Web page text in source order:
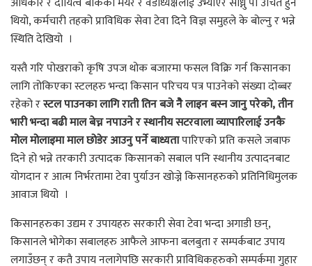
थियो, कर्मचारी तहको प्राविधिक सेवा टेवा दिने विज्ञ समुहले के बोल्नु र भन्ने
स्थिति देखियो ।
यस्तै गरि पोखराको कृषि उपज थोक बजारमा फसल विक्रि गर्न किसानका
लागि तोकिएका स्टलहरु भन्दा किसान परिचय पत्र पाउनेको संख्या दोब्बर
रहेको रस्टल पाउनका लागि राती तिन बजे नैे लाइन बस्न जानु परेको,तीन
भारी भन्दा बढी माल बेच्न नपाउने र स्थानीय सटरवाला व्यापारिलाई उनकै
मोल मोलाइमा माल छोडेर आउनु पर्ने बाध्यतापारिएको प्रति कसले जबाफ
दिने हो भन्ने तरकारी उत्पादक किसानको सबाल पनि स्थानीय उत्पादनबाट
योगदान र आत्म निर्भरतामा टेवा पुर्याउन खोज्ने किसानहरुको प्रतिनिधिमुलक
आवाज थियो ।
किसानहरुका उद्यम र उपायहरु सरकारी सेवा टेवा भन्दा अगाडी छन्,
किसानले भोगेका सबालहरु आफैले आफना बलबुता र सम्पर्कबाट उपाय
लगाउँछन् र कतै उपाय नलागेपछि सरकारी प्राविधिकहरुको सम्पर्कमा गुहार